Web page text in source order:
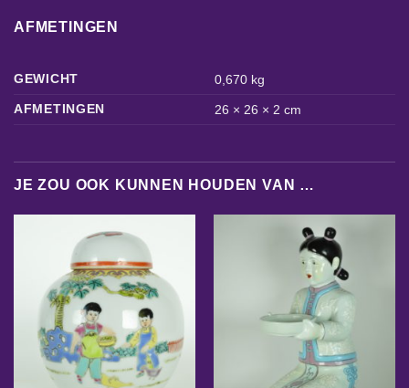
AFMETINGEN
GEWICHT
0,670 kg
AFMETINGEN
26 × 26 × 2 cm
JE ZOU OOK KUNNEN HOUDEN VAN …